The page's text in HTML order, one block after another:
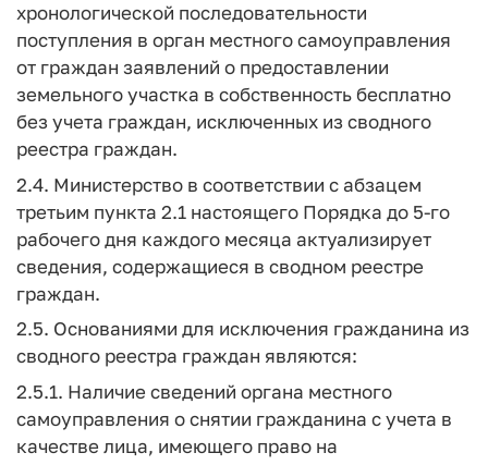
хронологической последовательности
поступления в орган местного самоуправления
от граждан заявлений о предоставлении
земельного участка в собственность бесплатно
без учета граждан, исключенных из сводного
реестра граждан.
2.4. Министерство в соответствии с абзацем
третьим пункта 2.1 настоящего Порядка до 5-го
рабочего дня каждого месяца актуализирует
сведения, содержащиеся в сводном реестре
граждан.
2.5. Основаниями для исключения гражданина из
сводного реестра граждан являются:
2.5.1. Наличие сведений органа местного
самоуправления о снятии гражданина с учета в
качестве лица, имеющего право на